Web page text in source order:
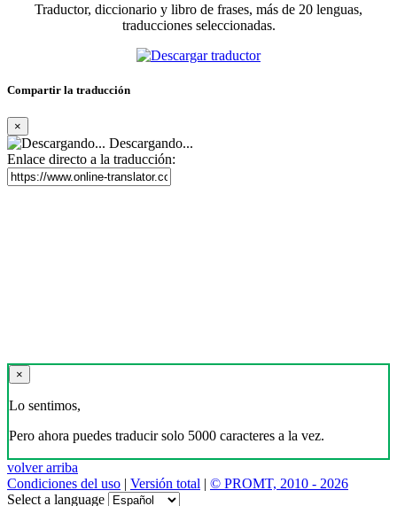
Traductor, diccionario y libro de frases, más de 20 lenguas,
traducciones seleccionadas.
Compartir la traducción
×
Descargando...
Enlace directo a la traducción:
×
Lo sentimos,
Pero ahora puedes traducir solo 5000 caracteres a la vez.
volver arriba
Condiciones del uso | Versión total | © PROMT, 2010 - 2026
Select a language